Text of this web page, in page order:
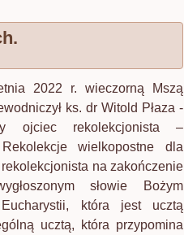
2022 r. wieczorną Mszą
ks. dr Witold Płaza -
ojciec rekolekcjonista –
wielkopostne dla
rekolekcjonista na zakończenie
słowie Bożym
która jest ucztą
ucztą, która przypomina